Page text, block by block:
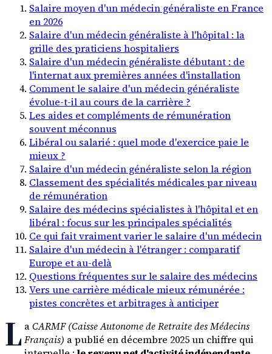
Salaire moyen d'un médecin généraliste en France
en 2026
Salaire d'un médecin généraliste à l'hôpital : la
grille des praticiens hospitaliers
Salaire d'un médecin généraliste débutant : de
l'internat aux premières années d'installation
Comment le salaire d'un médecin généraliste
évolue-t-il au cours de la carrière ?
Les aides et compléments de rémunération
souvent méconnus
Libéral ou salarié : quel mode d'exercice paie le
mieux ?
Salaire d'un médecin généraliste selon la région
Classement des spécialités médicales par niveau
de rémunération
Salaire des médecins spécialistes à l'hôpital et en
libéral : focus sur les principales spécialités
Ce qui fait vraiment varier le salaire d'un médecin
Salaire d'un médecin à l'étranger : comparatif
Europe et au-delà
Questions fréquentes sur le salaire des médecins
Vers une carrière médicale mieux rémunérée :
pistes concrètes et arbitrages à anticiper
L aCARMF (Caisse Autonome de Retraite des Médecins
Français) a publié en décembre 2025 un chiffre qui